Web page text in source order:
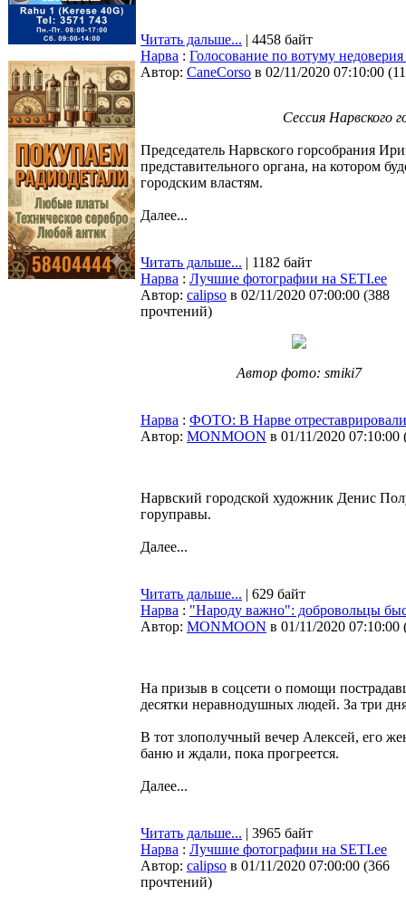
Читать дальше... | 4458 байт
Нарва : Голосование по вотуму
Автор: CaneCorso в 02/11/2020 07:10:00 (
Сессия Нарвского
Председатель Нарвского горсобрания
представительного органа, на котором
городским властям.
Далее...
Читать дальше... | 1182 байт
Нарва : Лучшие фотографии на SETI.ee
Автор: calipso в 02/11/2020 07:00:00 (388
прочтений)
Автор фото: smiki7
Нарва : ФОТО: В Нарве
Автор: MONMOON в 01/11/2020 07:10:00
Нарвский городской художник Денис
горуправы.
Далее...
Читать дальше... | 629 байт
Нарва : "Народу важно": добровольцы
Автор: MONMOON в 01/11/2020 07:10:00
На призыв в соцсети о помощи
десятки неравнодушных людей. За три
В тот злополучный вечер Алексей, его
баню и ждали, пока прогреется.
Далее...
Читать дальше... | 3965 байт
Нарва : Лучшие фотографии на SETI.ee
Автор: calipso в 01/11/2020 07:00:00 (366
прочтений)